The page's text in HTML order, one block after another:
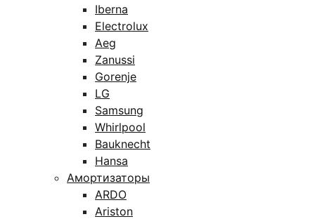
Iberna
Electrolux
Aeg
Zanussi
Gorenje
LG
Samsung
Whirlpool
Bauknecht
Hansa
Амортизаторы
ARDO
Ariston